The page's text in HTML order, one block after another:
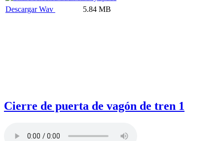
Descargar Wav 5.84 MB
Cierre de puerta de vagón de tren 1